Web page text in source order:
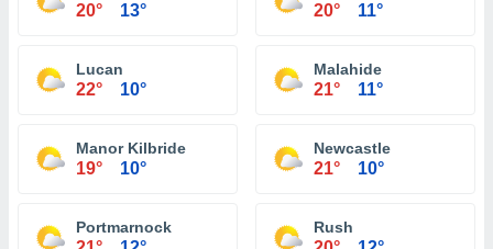
20° 13° 20° 11°
Lucan
22° 10°
Malahide
21° 11°
Manor Kilbride
19° 10°
Newcastle
21° 10°
Portmarnock Rush